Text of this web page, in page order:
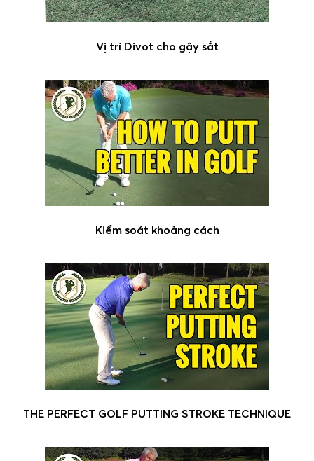
Vị trí Divot cho gậy sắt
Kiểm soát khoảng cách
THE PERFECT GOLF PUTTING STROKE TECHNIQUE